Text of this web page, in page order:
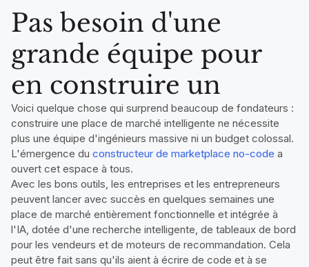
Pas besoin d'une
grande équipe pour
en construire un
Voici quelque chose qui surprend beaucoup de fondateurs :
construire une place de marché intelligente ne nécessite
plus une équipe d'ingénieurs massive ni un budget colossal.
L'émergence du constructeur de marketplace no-code a
ouvert cet espace à tous.
Avec les bons outils, les entreprises et les entrepreneurs
peuvent lancer avec succès en quelques semaines une
place de marché entièrement fonctionnelle et intégrée à
l'IA, dotée d'une recherche intelligente, de tableaux de bord
pour les vendeurs et de moteurs de recommandation. Cela
peut être fait sans qu'ils aient à écrire de code et à se